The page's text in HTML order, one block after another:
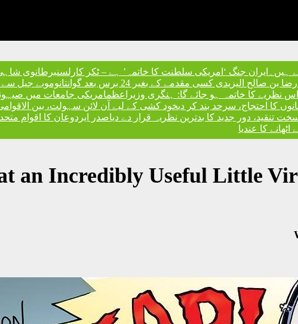
ہیں۔ ایران جنگ ‘امریکی سلطنت کا خاتمہ’ ہے – ٹکر کارلسنبرطانوی
کسی مقدمے کے بغیر 24 برس بعد گوانتانوموبے جیل سے آزاد
اس نظریے کا خاتمہ ہو جائے گا: ہنگری وزیراعظمامریکی جامعات میں
کا احتجاج، سرحد بند کر دیخود کشی کے لیے آن لائن سہولت، بین
دور جدید کا بدترین نظریہ قرار دے دیاصدر ایردوعان کا اقوام
کا عندیا
an Incredibly Useful Little